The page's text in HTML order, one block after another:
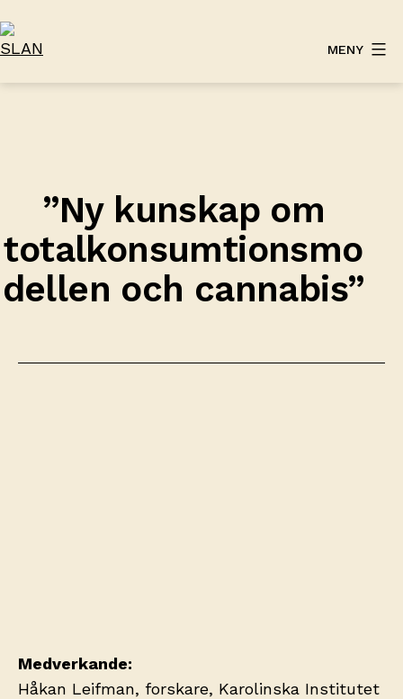
till
innehåll
MENY
”Ny kunskap om
totalkonsumtionsmo
dellen och cannabis”
Medverkande:
Håkan Leifman, forskare, Karolinska Institutet